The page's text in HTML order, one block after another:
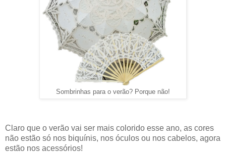
Sombrinhas para o verão? Porque não!
Claro que o verão vai ser mais colorido esse ano, as cores
não estão só nos biquínis, nos óculos ou nos cabelos, agora
estão nos acessórios!